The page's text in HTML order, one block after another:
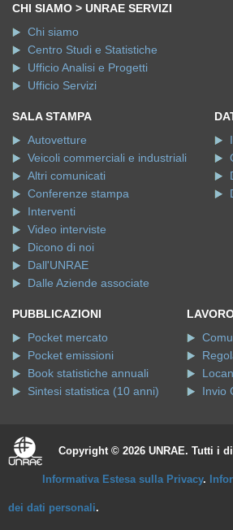
CHI SIAMO > UNRAE SERVIZI
Chi siamo
Centro Studi e Statistiche
Ufficio Analisi e Progetti
Ufficio Servizi
SALA STAMPA
Autovetture
Veicoli commerciali e industriali
Altri comunicati
Conferenze stampa
Interventi
Video interviste
Dicono di noi
Dall'UNRAE
Dalle Aziende associate
PUBBLICAZIONI
Pocket mercato
Pocket emissioni
Book statistiche annuali
Sintesi statistica (10 anni)
Invio
Copyright © 2026 UNRAE. Tutti i
Informativa Estesa sulla Privacy.
dei dati personali.